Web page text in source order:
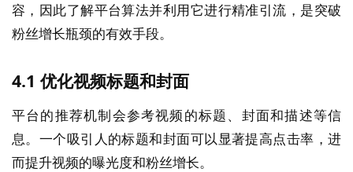
容，因此了解平台算法并利用它进行精准引流，是突破
粉丝增长瓶颈的有效手段。
4.1优化视频标题和封面
平台的推荐机制会参考视频的标题、封面和描述等信
息。一个吸引人的标题和封面可以显著提高点击率，进
而提升视频的曝光度和粉丝增长。